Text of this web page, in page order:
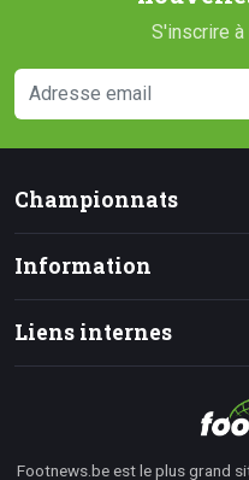
S'inscrire
Championnats
Information
Liens internes
Footnews.be est le plus grand